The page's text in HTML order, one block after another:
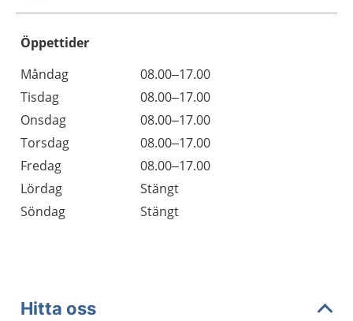
Öppettider
Dag
Öppettider
Kommentarer
Måndag
08.00–17.00
Tisdag
08.00–17.00
Onsdag
08.00–17.00
Torsdag
08.00–17.00
Fredag
08.00–17.00
Lördag
Stängt
Söndag
Stängt
Hitta oss